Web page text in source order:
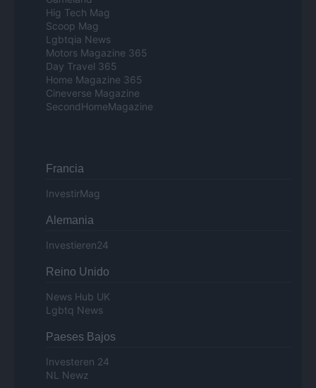
Hig Tech Mag
Scoop Mag
Lgbtqia News
Motors Magazine 365
Day Travel 365
Home Magazine 365
Cineverse Magazine
SecondHomeMagazine
Francia
InvestirMag
Alemania
Investieren24
Reino Unido
News Hub UK
Lgbtq News
Paeses Bajos
Investeren 24
NL Newz